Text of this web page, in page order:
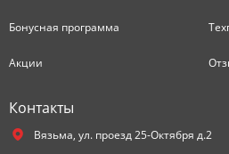
Бонусная программа
Акции
Контакты
Вязьма, ул. проезд 25-Октября д.2